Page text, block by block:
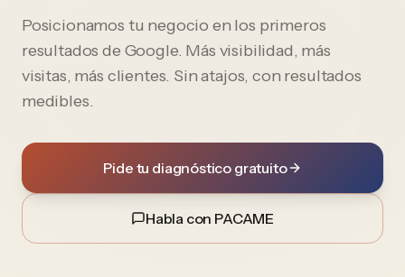
Posicionamos tu negocio en los primeros
resultados de Google. Más visibilidad, más
visitas, más clientes. Sin atajos, con resultados
medibles.
Pide tu diagnóstico gratuito
Habla con PACAME